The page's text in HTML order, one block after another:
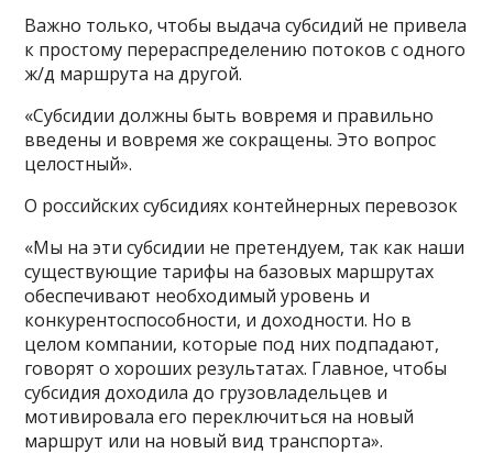
Важно только, чтобы выдача субсидий не привела
к простому перераспределению потоков с одного
ж/д маршрута на другой.
«Субсидии должны быть вовремя и правильно
введены и вовремя же сокращены. Это вопрос
целостный».
О российских субсидиях контейнерных перевозок
«Мы на эти субсидии не претендуем, так как наши
существующие тарифы на базовых маршрутах
обеспечивают необходимый уровень и
конкурентоспособности, и доходности. Но в
целом компании, которые под них подпадают,
говорят о хороших результатах. Главное, чтобы
субсидия доходила до грузовладельцев и
мотивировала его переключиться на новый
маршрут или на новый вид транспорта».